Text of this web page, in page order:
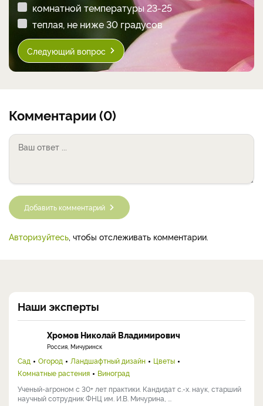
комнатной температуры 23-25
теплая, не ниже 30 градусов
Следующий вопрос
Комментарии (0)
Добавить комментарий
Авторизуйтесь , чтобы отслеживать комментарии.
Наши эксперты
Хромов Николай Владимирович
Россия, Мичуринск
Сад Огород Ландшафтный дизайн
Цветы
Комнатные растения
Виноград
Ученый-агроном с 30+ лет практики. Кандидат с.-х. наук, старший
научный сотрудник ФНЦ им. И.В. Мичурина, ...